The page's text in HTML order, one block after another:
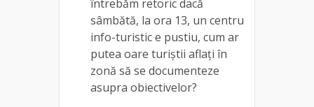
întrebăm retoric dacă
sâmbătă, la ora 13, un centru
info-turistic e pustiu, cum ar
putea oare turiștii aflați în
zonă să se documenteze
asupra obiectivelor?